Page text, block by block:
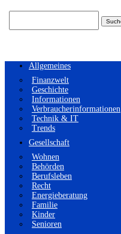
Allgemeines
Finanzwelt
Geschichte
Informationen
Verbraucherinformationen
Technik & IT
Trends
Gesellschaft
Wohnen
Behörden
Berufsleben
Recht
Energieberatung
Familie
Kinder
Senioren